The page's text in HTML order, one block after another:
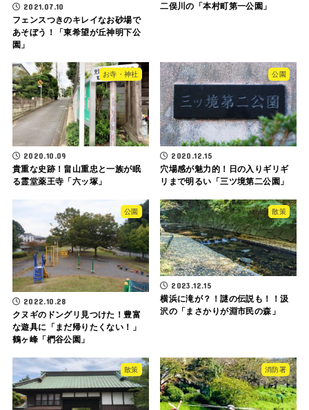
2021.07.10
フェンスつきのキレイなお砂場で
あそぼう！「東希望が丘神明下公
園」
二俣川の「本村町第一公園」
お寺・神社
2020.10.09
貴重な史跡！畠山重忠と一族が眠
る霊堂薬王寺「六ッ塚」
公園
2020.12.15
穴場感が魅力的！日の入りギリギ
リまで明るい「三ツ境第二公園」
公園
2022.10.28
クヌギのドングリ見つけた！豊富
な遊具に「まだ帰りたくない！」
鶴ヶ峰「椚谷公園」
散策
2023.12.15
横浜に滝が？！謎の伝説も！！汲
沢の「まさかりが淵市民の森」
散策 消防署